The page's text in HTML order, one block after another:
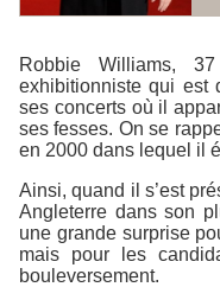
Robbie Williams,
exhibitionniste qui est
ses concerts où il
ses fesses. On se
en 2000 dans lequel il
Ainsi, quand il s’est
Angleterre dans son
une grande surprise
mais pour les
bouleversement.